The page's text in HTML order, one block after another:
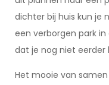
dichter bij huis kun je
een verborgen park
dat je nog niet eerder
Het mooie van